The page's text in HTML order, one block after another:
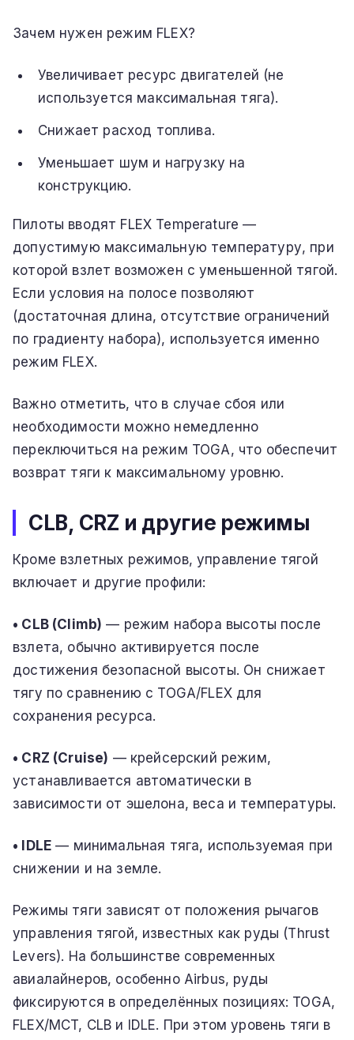
Зачем нужен режим FLEX?
Увеличивает ресурс двигателей (не
используется максимальная тяга).
Снижает расход топлива.
Уменьшает шум и нагрузку на
конструкцию.
Пилоты вводят FLEX Temperature —
допустимую максимальную температуру, при
которой взлет возможен с уменьшенной тягой.
Если условия на полосе позволяют
(достаточная длина, отсутствие ограничений
по градиенту набора), используется именно
режим FLEX.
Важно отметить, что в случае сбоя или
необходимости можно немедленно
переключиться на режим TOGA, что обеспечит
возврат тяги к максимальному уровню.
CLB, CRZ и другие режимы
Кроме взлетных режимов, управление тягой
включает и другие профили:
• CLB (Climb) — режим набора высоты после
взлета, обычно активируется после
достижения безопасной высоты. Он снижает
тягу по сравнению с TOGA/FLEX для
сохранения ресурса.
• CRZ (Cruise) — крейсерский режим,
устанавливается автоматически в
зависимости от эшелона, веса и температуры.
• IDLE — минимальная тяга, используемая при
снижении и на земле.
Режимы тяги зависят от положения рычагов
управления тягой, известных как руды (Thrust
Levers). На большинстве современных
авиалайнеров, особенно Airbus, руды
фиксируются в определённых позициях: TOGA,
FLEX/MCT, CLB и IDLE. При этом уровень тяги в